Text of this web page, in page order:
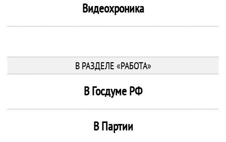
Видеохроника
В РАЗДЕЛЕ «РАБОТА»
В Госдуме РФ
В Партии